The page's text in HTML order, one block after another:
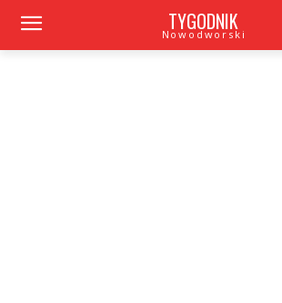
TYGODNIK
Nowodworski